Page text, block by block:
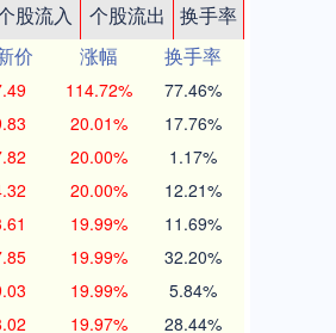
股流入 个股流出
换手率
价 涨幅
换手率
114.72% 77.46%
20.01% 17.76%
20.00% 1.17%
20.00% 12.21%
19.99% 11.69%
19.99% 32.20%
19.99% 5.84%
19.97% 28.44%